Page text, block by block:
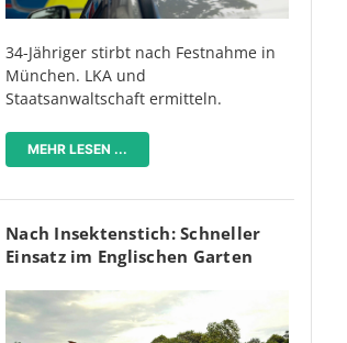
34-Jähriger stirbt nach Festnahme in
München. LKA und
Staatsanwaltschaft ermitteln.
MEHR LESEN ...
Nach Insektenstich: Schneller
Einsatz im Englischen Garten